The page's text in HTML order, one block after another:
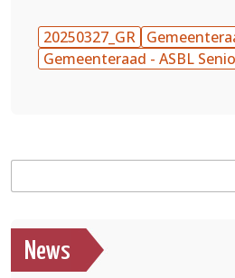
20250327_GR
Gemeenteraad - ASBL
News